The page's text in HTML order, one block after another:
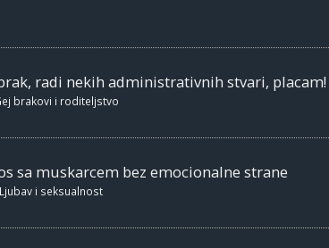
radi nekih administrativnih stvari, placam!
brakovi i roditeljstvo
sa muskarcem bez emocionalne strane
Ljubav i seksualnost